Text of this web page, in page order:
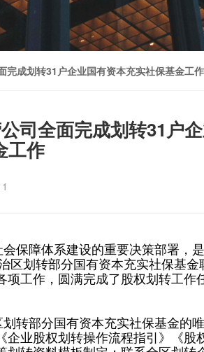
完成划转31户企业国有资本充实社保基金工作
司全面完成划转31户
工作
保障体系建设的重要决策部署，
区划转部分国有资本充实社保基金
工作，圆满完成了股权划转工作
转部分国有资本充实社保基金的
业股权划转操作流程指引》《股